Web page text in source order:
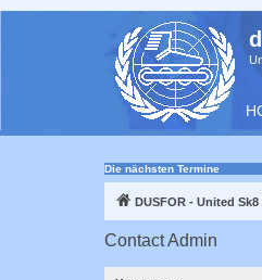
Die nächsten Termine
DUSFOR - United
Contact Admin